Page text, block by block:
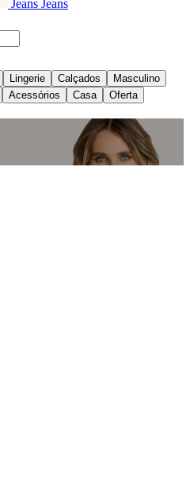
Jeans Jeans
Lingerie Calçados
Masculino
Acessórios Casa Oferta